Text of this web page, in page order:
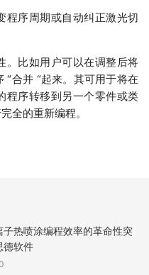
程序周期或自动纠正激光切
。比如用户可以在调整后将
合并 “起来。其可用于将在
程序转移到另一个零件或类
全的重新编程。
子热喷涂编程效率的革命性突
德软件